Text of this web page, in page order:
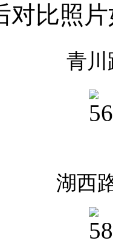
对比照
青川
湖西